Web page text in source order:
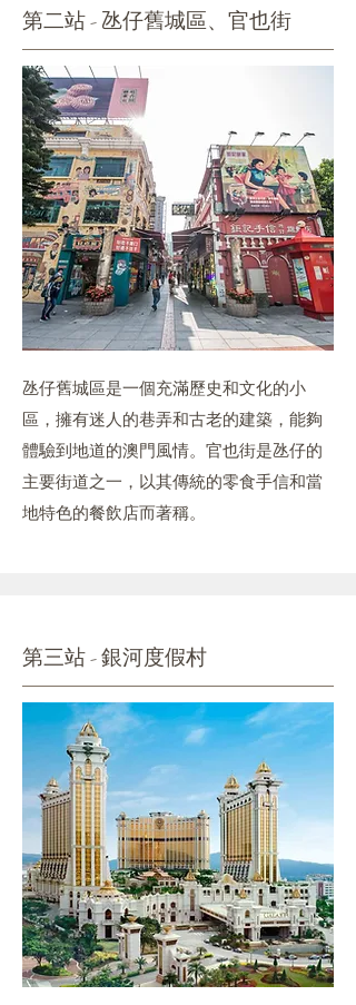
第二站 - 氹仔舊城區、官也街
氹仔舊城區是一個充滿歷史和文化的小
區，擁有迷人的巷弄和古老的建築，能夠
體驗到地道的澳門風情。官也街是氹仔的
主要街道之一，以其傳統的零食手信和當
地特色的餐飲店而著稱。
第三站 - 銀河度假村